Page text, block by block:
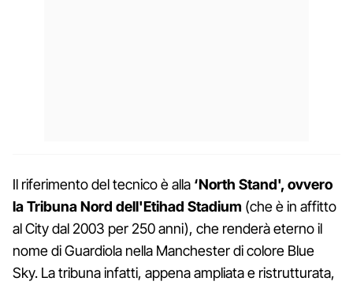
Il riferimento del tecnico è alla ‘North Stand', ovvero
la Tribuna Nord dell'Etihad Stadium (che è in affitto
al City dal 2003 per 250 anni), che renderà eterno il
nome di Guardiola nella Manchester di colore Blue
Sky. La tribuna infatti, appena ampliata e ristrutturata,